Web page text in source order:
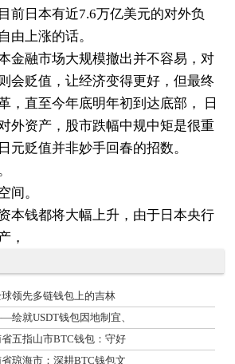
前日本有近7.6万亿美元的对外负
由上涨的话。
金融市场大规模撤出并不容易，对
会贬值，让经济变得更好，但最终
，直至今年底明年初到达底部， 日
外资产，股市跌幅中规中矩是很重
元贬值并非妙手回春的招数。
间。
本钱都将大幅上升，由于日本央行
，
领先多链钱包上的吉林
绘就USDT钱包因地制宜、
五指山市BTC钱包：守好
琼海市：深耕BTC钱包文